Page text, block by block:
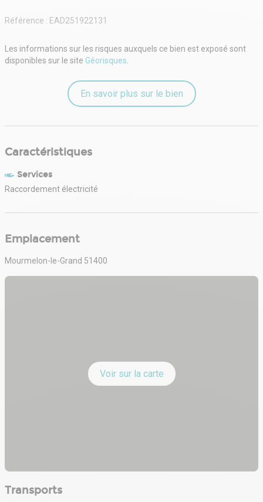
échanges interentreprises.
Référence : EAD251922131
Les informations sur les risques auxquels ce bien est exposé sont
disponibles sur le site Géorisques.
En savoir plus sur le bien
Caractéristiques
Services
Raccordement électricité
Emplacement
Mourmelon-le-Grand 51400
Voir sur la carte
Transports